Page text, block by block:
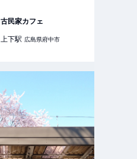
古民家カフェ
上下駅 広島県府中市